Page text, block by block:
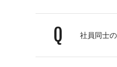
Q 社員同士